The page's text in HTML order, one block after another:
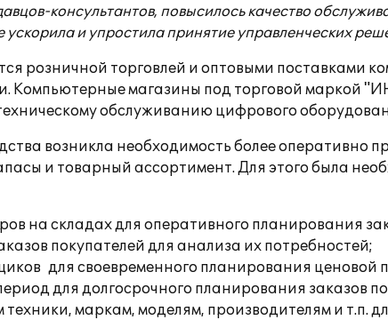
консультантов, повысилось качество
ускорила и упростила принятие управленческих
розничной торговлей и оптовыми поставками
Компьютерные магазины под торговой маркой
обслуживанию цифрового
возникла необходимость более
и товарный ассортимент. Для этого была
на складах для оперативного планирования
покупателей для анализа их потребностей;
для своевременного планирования ценовой
для долгосрочного планирования заказов
маркам, моделям, производителям и т.п.